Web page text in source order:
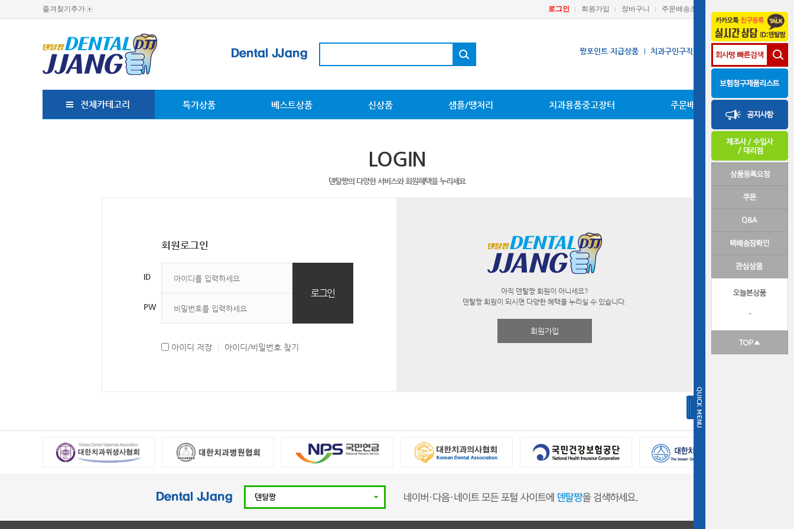
즐겨찾기추가 로그인 회원가입 장바구니 주문배송조회
짱포인트 지급상품 치과구인구직 장비A/S요청
전체카테고리 특가상품 베스트상품 신상품 샘플/땡처리 치과용품중고장터 주문배송조회
-
LOGIN
덴탈짱의 다양한 서비스와 회원혜택을 누리세요
회원로그인
ID
PW
아이디 저장 아이디/비밀번호 찾기
아직 덴탈짱 회원이 아니세요?
덴탈짱 회원이 되시면 다양한 혜택을 누리실 수 있습니다.
회원가입